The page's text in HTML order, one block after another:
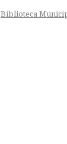
Biblioteca